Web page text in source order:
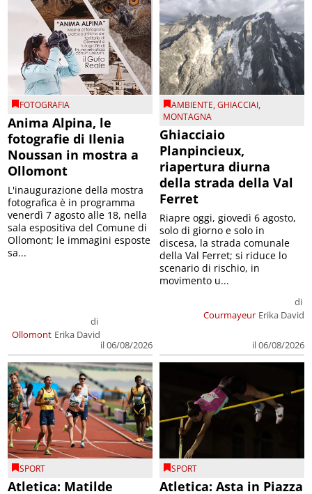
FOTOGRAFIA
Anima Alpina, le
fotografie di Ilenia
Noussan in mostra a
Ollomont
Ollomont
di
Erika David
il 06/08/2026
L'inaugurazione della mostra
fotografica è in programma
venerdì 7 agosto alle 18, nella
sala espositiva del Comune di
Ollomont; le immagini esposte
sa...
AMBIENTE,GHIACCIAI,
MONTAGNA
Ghiacciaio
Planpincieux,
riapertura diurna
della strada della Val
Ferret
Courmayeur
di
Erika David
il 06/08/2026
Riapre oggi, giovedì 6 agosto,
solo di giorno e solo in
discesa, la strada comunale
della Val Ferret; si riduce lo
scenario di rischio, in
movimento u...
SPORT
Atletica: Matilde
SPORT
Atletica: Asta in Piazza